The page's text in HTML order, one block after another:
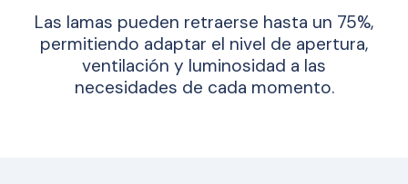
Las lamas pueden retraerse hasta un 75%,
permitiendo adaptar el nivel de apertura,
ventilación y luminosidad a las
necesidades de cada momento.